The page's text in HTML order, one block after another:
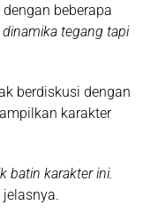
beberapa
tegang tapi
berdiskusi dengan
karakter
batin karakter ini.
jelasnya.